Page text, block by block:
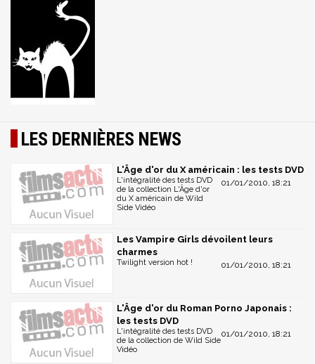
LES DERNIÈRES NEWS
L'Âge d'or du X américain : les tests DVD
01/01/2010, 18:21
L'intégralité des tests DVD
de la collection L'Âge d'or
du X américain de Wild
Side Vidéo
Les Vampire Girls dévoilent leurs
charmes
01/01/2010, 18:21
Twilight version hot !
L'Âge d'or du Roman Porno Japonais :
les tests DVD
01/01/2010, 18:21
L'intégralité des tests DVD
de la collection de Wild Side
Vidéo